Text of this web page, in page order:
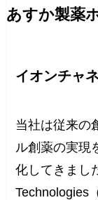
あすか製薬
イオンチャ
当社は従来の
ル創薬の実現
化してきまし
Technologies